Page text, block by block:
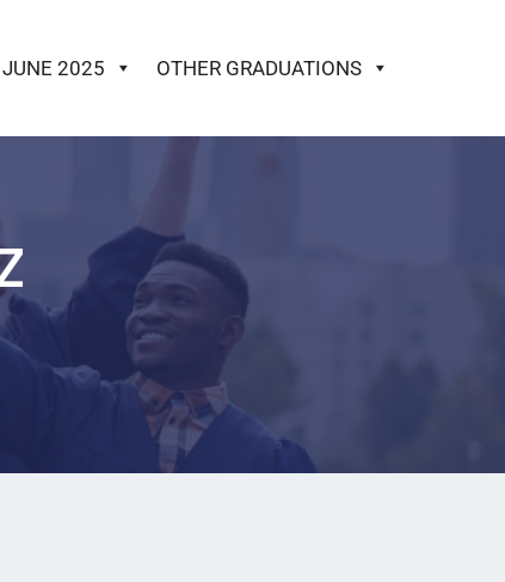
JUNE 2025 OTHER GRADUATIONS